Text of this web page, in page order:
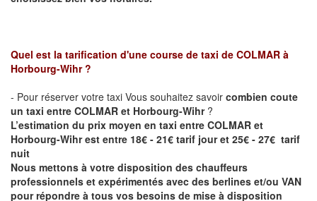
Quel est la tarification d'une course de taxi de COLMAR à
Horbourg-Wihr?
- Pour réserver votre taxi Vous souhaitez savoir combien coute
un taxi entre COLMAR et Horbourg-Wihr?
L’estimation du prix moyen en taxi entre COLMAR et
Horbourg-Wihr est entre 18€ - 21€ tarif jour et 25€ - 27€ tarif
nuit
Nous mettons à votre disposition des chauffeurs
professionnels et expérimentés avec des berlines et/ou VAN
pour répondre à tous vos besoins de mise à disposition